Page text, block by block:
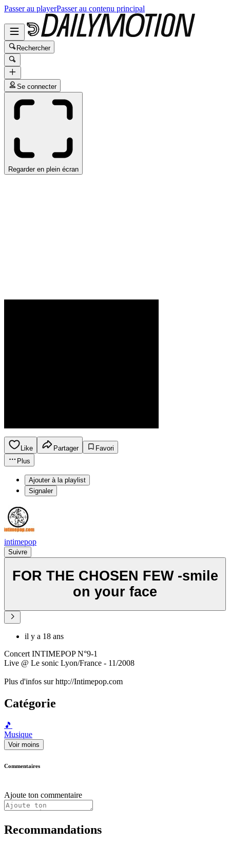
Passer au playerPasser au contenu principal
Rechercher
Se connecter
Regarder en plein écran
Like Partager
Favori
Plus
Ajouter à la playlist
Signaler
intimepop
Suivre
FOR THE CHOSEN FEW -smile
on your face
il y a 18 ans
Concert INTIMEPOP N°9-1
Live @ Le sonic Lyon/France - 11/2008
Plus d'infos sur http://Intimepop.com
Catégorie
🎵
Musique
Voir moins
Commentaires
Ajoute ton commentaire
Recommandations